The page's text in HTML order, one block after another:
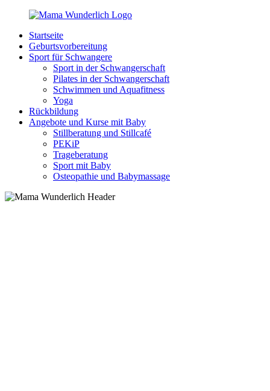
Zurück
Inhalt
MamaWunderlich.de
Mutti
sein
wunderbar!
Startseite
Geburtsvorbereitung
Sport für Schwangere
Sport in der Schwangerschaft
Pilates in der Schwangerschaft
Schwimmen und Aquafitness
Yoga
Rückbildung
Angebote und Kurse mit Baby
Stillberatung und Stillcafé
PEKiP
Trageberatung
Sport mit Baby
Osteopathie und Babymassage